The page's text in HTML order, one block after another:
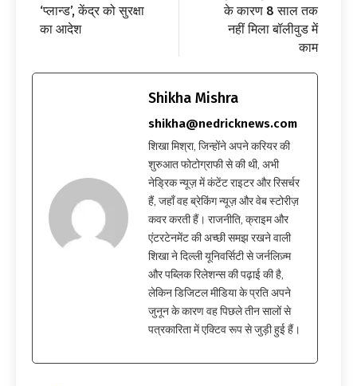
‘प्लान्ड’, केंद्र को सुरक्षा
का आदेश
के कारण 8 साल तक
नहीं मिला बॉलीवुड में
काम
Shikha Mishra
shikha@nedricknews.com
शिखा मिश्रा, जिन्होंने अपने करियर की
शुरुआत फोटोग्राफी से की थी, अभी
नेड्रिक न्यूज़ में कंटेंट राइटर और रिसर्चर
हैं, जहाँ वह ब्रेकिंग न्यूज़ और वेब स्टोरीज़
कवर करती हैं। राजनीति, क्राइम और
एंटरटेनमेंट की अच्छी समझ रखने वाली
शिखा ने दिल्ली यूनिवर्सिटी से जर्नलिज़्म
और पब्लिक रिलेशन्स की पढ़ाई की है,
लेकिन डिजिटल मीडिया के प्रति अपने
जुनून के कारण वह पिछले तीन सालों से
पत्रकारिता में एक्टिव रूप से जुड़ी हुई हैं।